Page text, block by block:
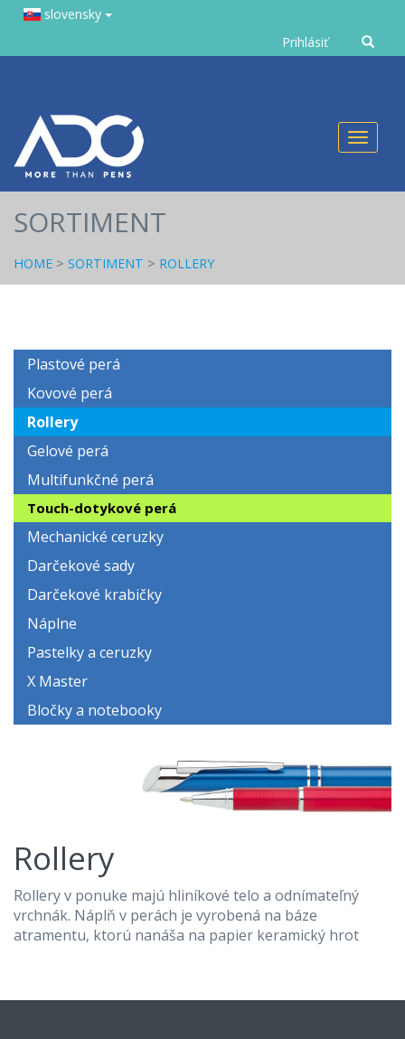
slovensky
Zadejte
text
Prihlásiť
Toggle
SORTIMENT
HOME > SORTIMENT > ROLLERY
Plastové perá
Kovové perá
Rollery
Gelové perá
Multifunkčné perá
Touch-dotykové perá
Mechanické ceruzky
Darčekové sady
Darčekové krabičky
Náplne
Pastelky a ceruzky
X Master
Bločky a notebooky
Rollery
Rollery v ponuke majú hliníkové telo a odnímateľný
vrchnák. Náplň v perách je vyrobená na báze
atramentu, ktorú nanáša na papier keramický hrot